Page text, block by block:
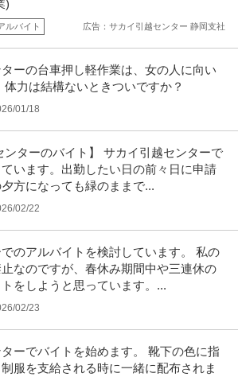
)
ルバイト 広告：サカイ引越センター 静岡支社
ーの台車押し軽作業は、女の人に向い
力は結構ないときついですか？
01/18
ンターのバイト】 サカイ引越センターで
います。出勤したい日の前々日に申請
方になっても緑のままで...
02/22
のアルバイトを検討しています。 私の
なのですが、春休み期間中や三連休の
をしようと思っています。...
02/23
ーでバイトを始めます。 靴下の色に指
服を支給される時に一緒に配布されま